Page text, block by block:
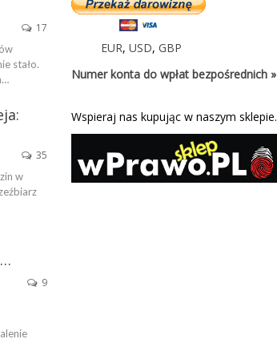
17
stało.
35
w
9
EUR,USD,GBP
Numer konta do wpłat bezpośrednich »
Wspieraj nas kupując w naszym sklepie.